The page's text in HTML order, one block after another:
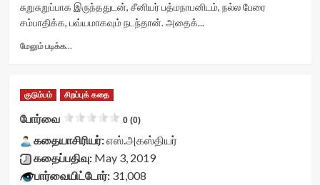
சுறுசுறுப்பாக இருந்ததுடன், சீனியர் பத்மநாபனிடம், நல்ல பேரை
சம்பாதிக்க, பவ்யமாகவும் நடந்தான். அதைக்...
மேலும் படிக்க...
திறந்தன!
<div
class="yasr-
vv-
stars-
title-
container">
குடும்பம் சிறப்புக் கதை
போர்வை 0 (0)
கதையாசிரியர்:எஸ்.அகஸ்தியர்
கதைப்பதிவு:May 3, 2019
பார்வையிட்டோர்:31,008